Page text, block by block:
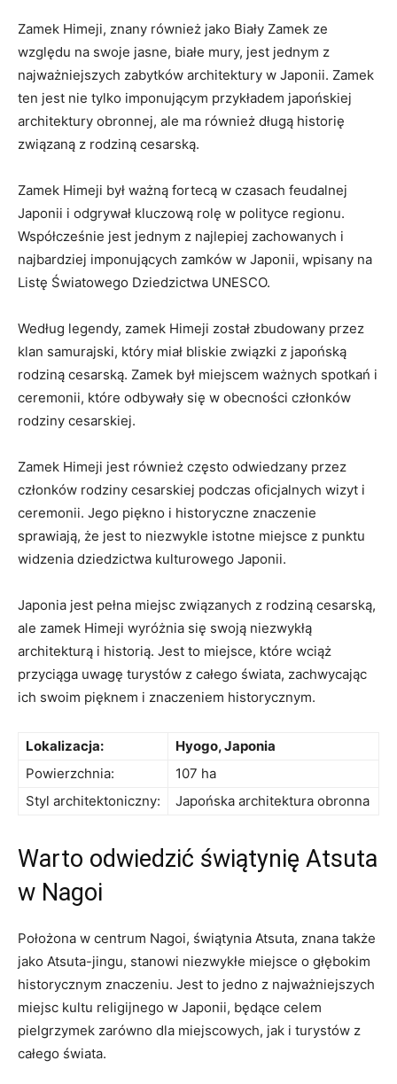
Zamek Himeji, znany również jako Biały Zamek ze
względu na swoje jasne, białe mury, jest jednym z
⁣najważniejszych zabytków architektury w Japonii. Zamek
ten jest nie tylko imponującym przykładem‌ japońskiej
architektury obronnej, ale ⁤ma ⁤również długą historię
związaną z rodziną cesarską.
Zamek Himeji był ważną fortecą w ⁤czasach feudalnej
Japonii i odgrywał kluczową rolę w polityce regionu.
Współcześnie jest jednym​ z najlepiej zachowanych i
najbardziej imponujących zamków w Japonii, wpisany na
Listę ​Światowego Dziedzictwa UNESCO.
Według legendy, zamek Himeji został zbudowany przez
⁢klan samurajski, który miał bliskie związki z japońską
rodziną ​cesarską. Zamek był ⁢miejscem ważnych spotkań i‌
ceremonii, które odbywały się w ‌obecności członków
rodziny cesarskiej.
Zamek Himeji jest również często odwiedzany przez
członków rodziny cesarskiej podczas oficjalnych wizyt i
ceremonii. Jego piękno i historyczne znaczenie
sprawiają, że jest to niezwykle ⁣istotne miejsce z punktu
widzenia dziedzictwa kulturowego Japonii.
Japonia jest pełna miejsc związanych z rodziną cesarską,⁣
ale zamek Himeji wyróżnia się swoją niezwykłą
architekturą i historią. Jest to miejsce, które wciąż
przyciąga uwagę turystów z całego świata, zachwycając
ich swoim pięknem i znaczeniem historycznym.
Lokalizacja:
Hyogo, Japonia
Powierzchnia:
107 ha
Styl architektoniczny:
Japońska architektura obronna
Warto odwiedzić świątynię Atsuta
w Nagoi
Położona w centrum Nagoi, świątynia Atsuta, znana także
jako Atsuta-jingu, ⁢stanowi niezwykłe miejsce o głębokim
historycznym znaczeniu. Jest to jedno z ⁣najważniejszych
miejsc kultu religijnego w Japonii, będące celem
⁤pielgrzymek ⁣zarówno dla miejscowych, jak⁣ i ‍turystów z
całego świata.